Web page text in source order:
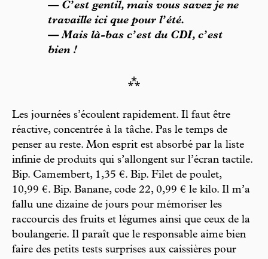
— C’est gentil, mais vous savez je ne
travaille ici que pour l’été.
— Mais là-bas c’est du CDI, c’est
bien !
⁂
Les journées s’écoulent rapidement. Il faut être
réactive, concentrée à la tâche. Pas le temps de
penser au reste. Mon esprit est absorbé par la liste
infinie de produits qui s’allongent sur l’écran tactile.
Bip. Camembert, 1,35 €. Bip. Filet de poulet,
10,99 €. Bip. Banane, code 22, 0,99 € le kilo. Il m’a
fallu une dizaine de jours pour mémoriser les
raccourcis des fruits et légumes ainsi que ceux de la
boulangerie. Il paraît que le responsable aime bien
faire des petits tests surprises aux caissières pour